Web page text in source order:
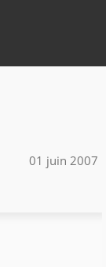
01 juin 2007